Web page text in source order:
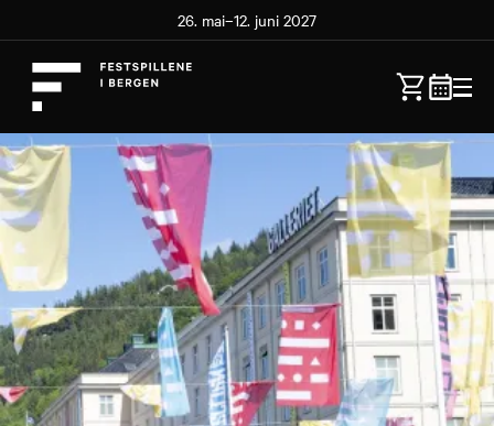
26. mai–12. juni 2027